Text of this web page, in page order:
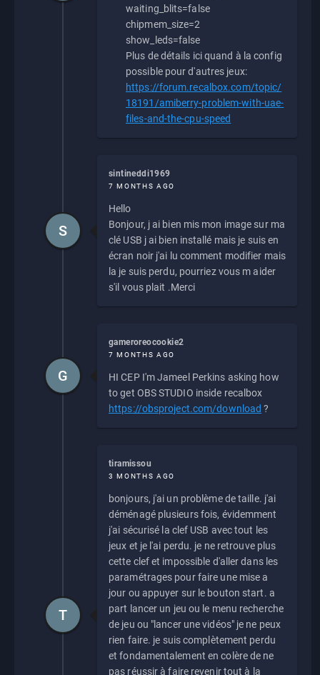
waiting_blits=false
chipmem_size=2
show_leds=false
Plus de détails ici quand à la config
possible pour d'autres jeux:
https://forum.recalbox.com/topic/
18191/amiberry-problem-with-uae-
files-and-the-cpu-speed
sintineddi1969
7 MONTHS AGO
Hello
Bonjour, j ai bien mis mon image sur ma
clé USB j ai bien installé mais je suis en
écran noir j'ai lu comment modifier mais
la je suis perdu, pourriez vous m aider
s'il vous plait .Merci
S
gameroreocookie2
7 MONTHS AGO
HI CEP I'm Jameel Perkins asking how
to get OBS STUDIO inside recalbox
https://obsproject.com/download ?
G
tiramissou
3 MONTHS AGO
bonjours, j'ai un problème de taille. j'ai
déménagé plusieurs fois, évidemment
j'ai sécurisé la clef USB avec tout les
jeux et je l'ai perdu. je ne retrouve plus
cette clef et impossible d'aller dans les
paramétrages pour faire une mise a
jour ou appuyer sur le bouton start. a
part lancer un jeu ou le menu recherche
de jeu ou "lancer une vidéos" je ne peux
rien faire. je suis complètement perdu
et fondamentalement en colère de ne
pas réussir à faire revenir tout à la
T